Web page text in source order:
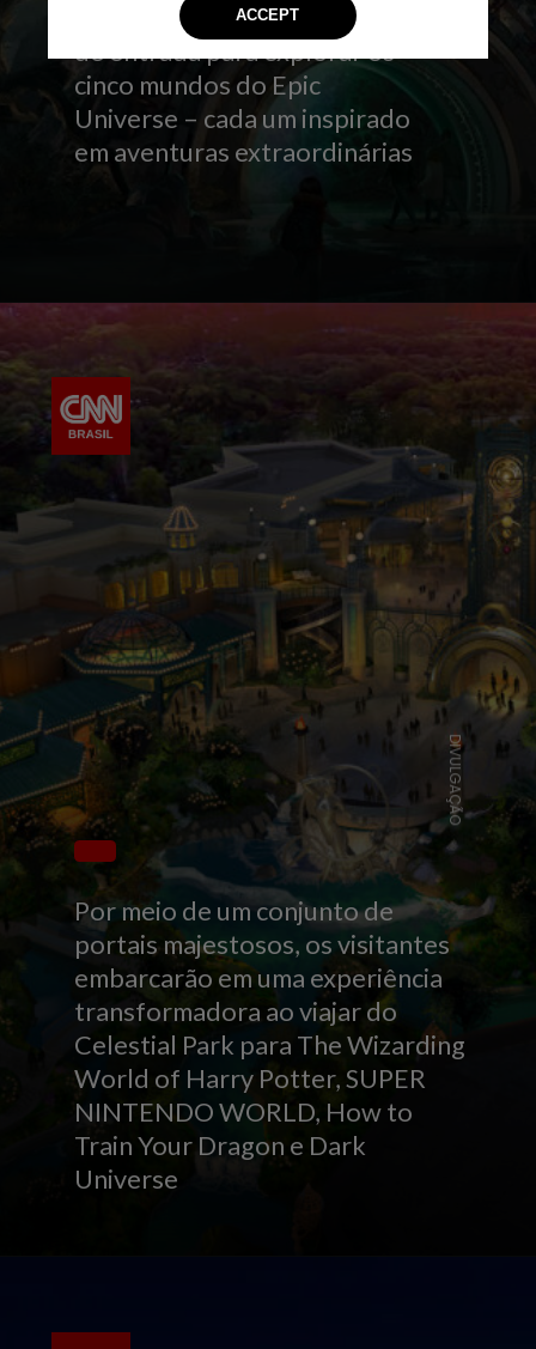
O Celestial Park será a porta
de entrada para explorar os
cinco mundos do Epic
Universe – cada um inspirado
em aventuras extraordinárias
Por meio de um conjunto de
portais majestosos, os visitantes
embarcarão em uma experiência
transformadora ao viajar do
Celestial Park para The Wizarding
World of Harry Potter, SUPER
NINTENDO WORLD, How to
Train Your Dragon e Dark
Universe
DIVULGAÇÃO